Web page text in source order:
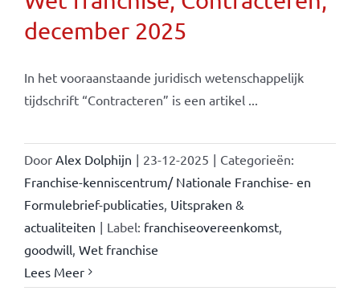
december 2025
In het vooraanstaande juridisch wetenschappelijk
tijdschrift “Contracteren” is een artikel ...
Door Alex Dolphijn | 23-12-2025 | Categorieën:
Franchise-kenniscentrum/ Nationale Franchise- en
Formulebrief-publicaties, Uitspraken &
actualiteiten | Label: franchiseovereenkomst,
goodwill, Wet franchise
Lees Meer